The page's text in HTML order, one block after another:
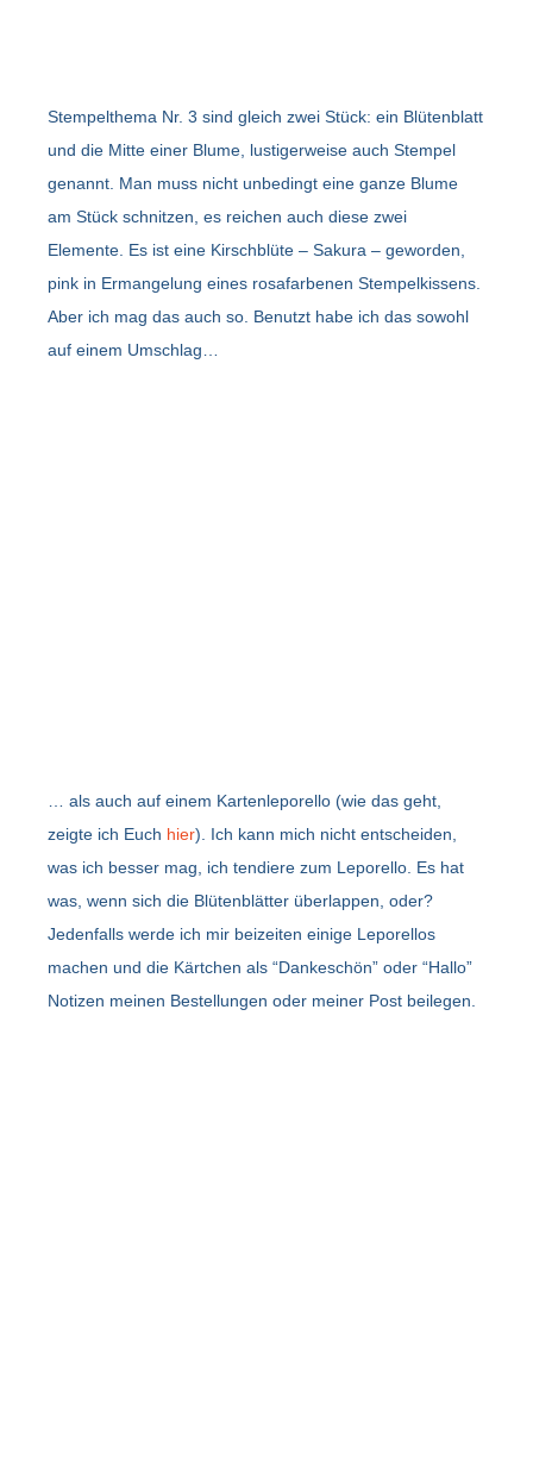
Stempelthema Nr. 3 sind gleich zwei Stück: ein Blütenblatt
und die Mitte einer Blume, lustigerweise auch Stempel
genannt. Man muss nicht unbedingt eine ganze Blume
am Stück schnitzen, es reichen auch diese zwei
Elemente. Es ist eine Kirschblüte – Sakura – geworden,
pink in Ermangelung eines rosafarbenen Stempelkissens.
Aber ich mag das auch so. Benutzt habe ich das sowohl
auf einem Umschlag…
… als auch auf einem Kartenleporello (wie das geht,
zeigte ich Euch hier). Ich kann mich nicht entscheiden,
was ich besser mag, ich tendiere zum Leporello. Es hat
was, wenn sich die Blütenblätter überlappen, oder?
Jedenfalls werde ich mir beizeiten einige Leporellos
machen und die Kärtchen als “Dankeschön” oder “Hallo”
Notizen meinen Bestellungen oder meiner Post beilegen.